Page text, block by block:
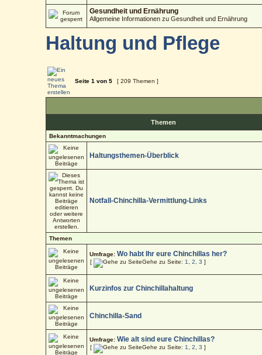
Gesundheit und Ernährung
Allgemeine Informationen zu Gesundheit und Ernährung
Haltung und Pflege
Seite1 von5 [ 209 Themen ]
Themen
Bekanntmachungen
Haltungsthemen-Überblick
Notfall-Chinchilla-Vermittlung-Links
Themen
Umfrage:Wo habt Ihr eure Chinchillas her?
[ Gehe zu Seite: 1 ,2 ,3 ]
Kurzinfos zur Chinchillahaltung
Chinchilla-Sand
Umfrage:Wie alt sind eure Chinchillas?
[ Gehe zu Seite: 1 ,2 ,3 ]